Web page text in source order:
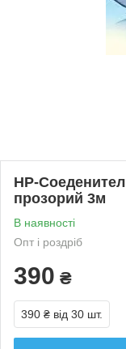
НР-
прозорий 3м
В наявності
Опт і роздріб
390 ₴
390 ₴ від 30 шт.